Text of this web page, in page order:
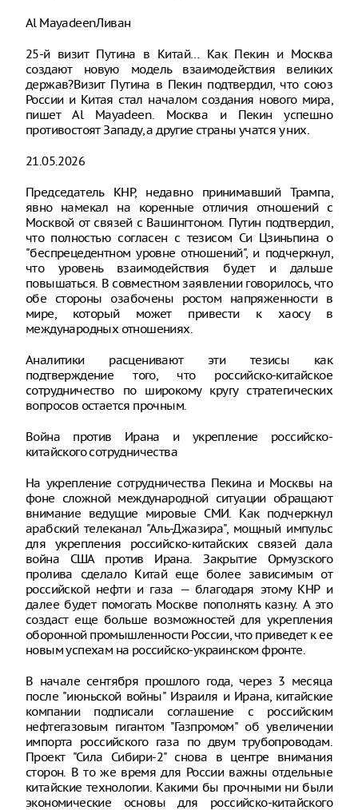
Al MayadeenЛиван
25-й визит Путина в Китай… Как Пекин и Москва
создают новую модель взаимодействия великих
держав?Визит Путина в Пекин подтвердил, что союз
России и Китая стал началом создания нового мира,
пишет Al Mayadeen. Москва и Пекин успешно
противостоят Западу, а другие страны учатся у них.
21.05.2026
Председатель КНР, недавно принимавший Трампа,
явно намекал на коренные отличия отношений с
Москвой от связей с Вашингтоном. Путин подтвердил,
что полностью согласен с тезисом Си Цзиньпина о
"беспрецедентном уровне отношений", и подчеркнул,
что уровень взаимодействия будет и дальше
повышаться. В совместном заявлении говорилось, что
обе стороны озабочены ростом напряженности в
мире, который может привести к хаосу в
международных отношениях.
Аналитики расценивают эти тезисы как
подтверждение того, что российско-китайское
сотрудничество по широкому кругу стратегических
вопросов остается прочным.
Война против Ирана и укрепление российско-
китайского сотрудничества
На укрепление сотрудничества Пекина и Москвы на
фоне сложной международной ситуации обращают
внимание ведущие мировые СМИ. Как подчеркнул
арабский телеканал "Аль-Джазира", мощный импульс
для укрепления российско-китайских связей дала
война США против Ирана. Закрытие Ормузского
пролива сделало Китай еще более зависимым от
российской нефти и газа — благодаря этому КНР и
далее будет помогать Москве пополнять казну. А это
создаст еще больше возможностей для укрепления
оборонной промышленности России, что приведет к ее
новым успехам на российско-украинском фронте.
В начале сентября прошлого года, через 3 месяца
после "июньской войны" Израиля и Ирана, китайские
компании подписали соглашение с российским
нефтегазовым гигантом "Газпромом" об увеличении
импорта российского газа по двум трубопроводам.
Проект "Сила Сибири-2" снова в центре внимания
сторон. В то же время для России важны отдельные
китайские технологии. Какими бы прочными ни были
экономические основы для российско-китайского